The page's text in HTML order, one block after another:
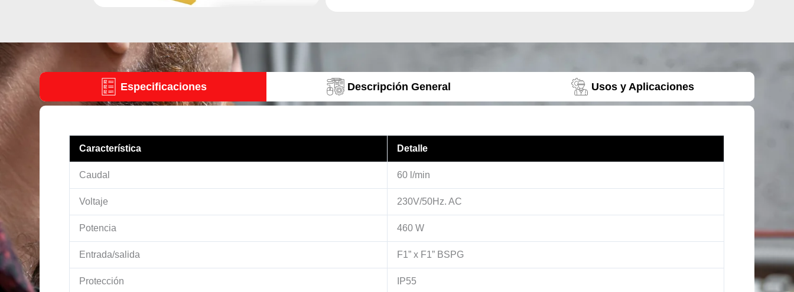
Especificaciones Descripción General Usos y Aplicaciones
Característica Detalle
Caudal 60 l/min
Voltaje 230V/50Hz. AC
Potencia 460 W
Entrada/salida F1” x F1” BSPG
Protección IP55